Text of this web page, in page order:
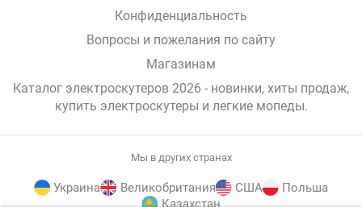
Конфиденциальность
Вопросы и пожелания по сайту
Магазинам
Каталог электроскутеров 2026 - новинки, хиты продаж,
купить электроскутеры и легкие мопеды.
Мы в других странах
Украина Великобритания США
Польша
Казахстан